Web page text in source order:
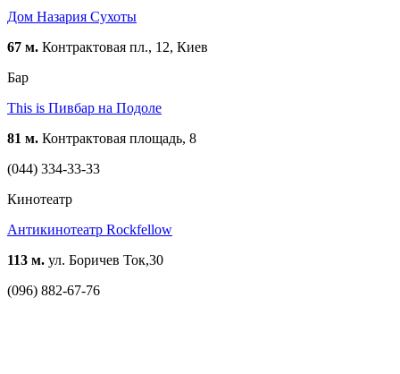
Дом Назария Сухоты
67 м. Контрактовая пл., 12, Киев
Бар
This is Пивбар на Подоле
81 м. Контрактовая площадь, 8
(044) 334-33-33
Кинотеатр
Антикинотеатр Rockfellow
113 м. ул. Боричев Ток,30
(096) 882-67-76